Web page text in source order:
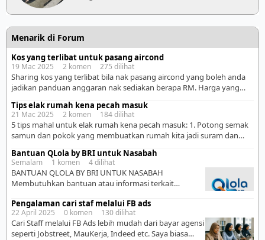
Menarik di Forum
Kos yang terlibat untuk pasang aircond
19 Mac 2025 2 komen 275 dilihat
Sharing kos yang terlibat bila nak pasang aircond yang boleh anda
jadikan panduan anggaran nak sediakan berapa RM. Harga yang
non inverter,kualiti kerja,on time,tinggi rendah,tahap kesukaran
tempat. Contoh saya upah orang pasang aircond 1.5hp ni. 1 – kena
tengok dah ada point/suis/laluan wayar untuk aircond ke […]
Tips elak rumah kena pecah masuk
21 Mac 2025 2 komen 184 dilihat
5 tips mahal untuk elak rumah kena pecah masuk: 1. Potong semak
samun dan pokok yang membuatkan rumah kita jadi suram dan
semak samun dan pokok2 yang menutupi kawasan rumah. 2. Sila
report pada pengawal keselamatan jika melihat ada penunggang
motosikal yang tak dikenali sedang […]
Bantuan QLola by BRI untuk Nasabah
Semalam 1 komen 4 dilihat
BANTUAN QLOLA BY BRI UNTUK NASABAH
Membutuhkan bantuan atau informasi terkait
memberikan informasi dan panduan penggunaan
layanan.
WhatsApp: 085381102001 Silakan hubungi
kami untuk informasi lebih lanjut.
Pengalaman cari staf melalui FB ads
22 April 2025 0 komen 130 dilihat
Cari Staff melalui FB Ads lebih mudah dari bayar agensi
seperti Jobstreet, MauKerja, Indeed etc. Saya biasa